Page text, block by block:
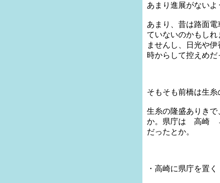
あまり進展がないよ
あまり、昔は路面
ていないのかもし
ませんし、日光や
時からして控えめ
そもそも前橋は生糸
生糸の隆盛ありき
か。県庁は 高
だったとか。
・高崎に県庁を